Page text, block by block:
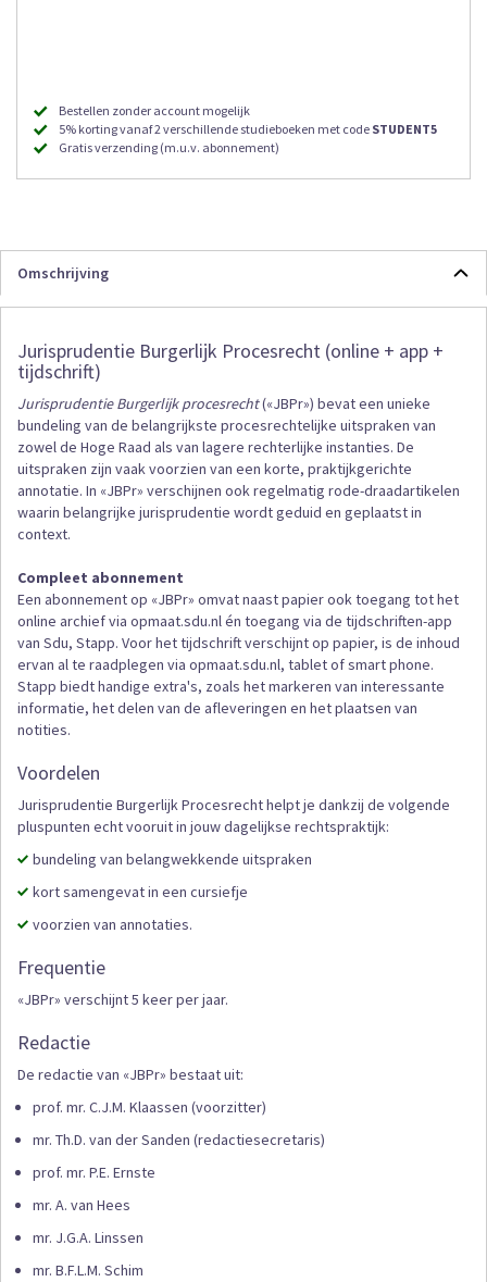
Bestellen zonder account mogelijk
5% korting vanaf 2 verschillende studieboeken met code STUDENT5
Gratis verzending (m.u.v. abonnement)
Omschrijving
Jurisprudentie Burgerlijk Procesrecht (online + app +
tijdschrift)
Jurisprudentie Burgerlijk procesrecht(«JBPr») bevat een unieke
bundeling van de belangrijkste procesrechtelijke uitspraken van
zowel de Hoge Raad als van lagere rechterlijke instanties. De
uitspraken zijn vaak voorzien van een korte, praktijkgerichte
annotatie. In «JBPr» verschijnen ook regelmatig rode-draadartikelen
waarin belangrijke jurisprudentie wordt geduid en geplaatst in
context.
Compleet abonnement
Een abonnement op «JBPr» omvat naast papier ook toegang tot het
online archief via opmaat.sdu.nl én toegang via de tijdschriften-app
van Sdu, Stapp. Voor het tijdschrift verschijnt op papier, is de inhoud
ervan al te raadplegen via opmaat.sdu.nl, tablet of smart phone.
Stapp biedt handige extra's, zoals het markeren van interessante
informatie, het delen van de afleveringen en het plaatsen van
notities.
Voordelen
Jurisprudentie Burgerlijk Procesrecht helpt je dankzij de volgende
pluspunten echt vooruit in jouw dagelijkse rechtspraktijk:
bundeling van belangwekkende uitspraken
kort samengevat in een cursiefje
voorzien van annotaties.
Frequentie
«JBPr» verschijnt 5 keer per jaar.
Redactie
De redactie van «JBPr» bestaat uit:
prof. mr. C.J.M. Klaassen (voorzitter)
mr. Th.D. van der Sanden (redactiesecretaris)
prof. mr. P.E. Ernste
mr. A. van Hees
mr. J.G.A. Linssen
mr. B.F.L.M. Schim